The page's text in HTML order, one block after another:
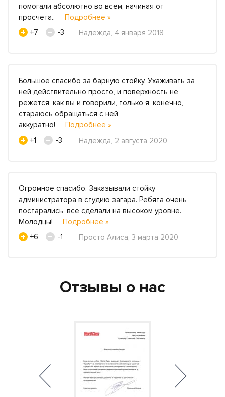
помогали абсолютно во всем, начиная от
просчета.. Подробнее »
+7
-3 Надежда, 4 января 2018
Большое спасибо за барную стойку. Ухаживать за
ней действительно просто, и поверхность не
режется, как вы и говорили, только я, конечно,
стараюсь обращаться с ней
аккуратно! Подробнее »
+1
-3 Надежда, 2 августа 2020
Огромное спасибо. Заказывали стойку
администратора в студию загара. Ребята очень
постарались, все сделали на высоком уровне.
Молодцы! Подробнее »
+6
-1 Просто Алиса, 3 марта 2020
Отзывы о нас